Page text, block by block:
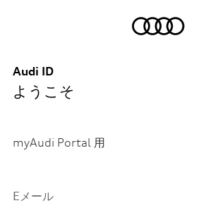
Audi ID
ようこそ
myAudi Portal 用
Eメール